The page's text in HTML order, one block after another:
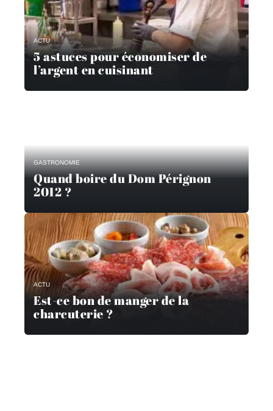
ACTU
5 astuces pour économiser de
l’argent en cuisinant
GASTRONOMIE
Quand boire du Dom Pérignon
2012 ?
ACTU
Est-ce bon de manger de la
charcuterie ?